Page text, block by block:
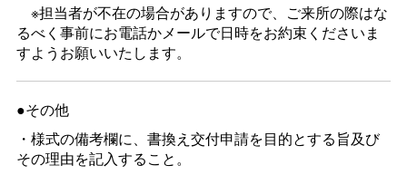
※担当者が不在の場合がありますので、ご来所の際はな
るべく事前にお電話かメールで日時をお約束くださいま
すようお願いいたします。
●その他
・様式の備考欄に、書換え交付申請を目的とする旨及び
その理由を記入すること。